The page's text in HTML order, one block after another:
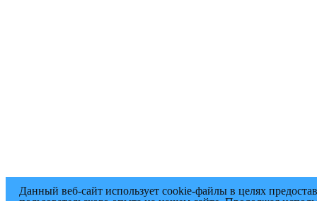
Данный веб-сайт использует cookie-файлы в целях